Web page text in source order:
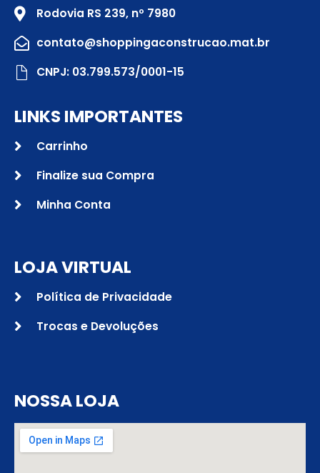
Rodovia RS 239, nº 7980
contato@shoppingaconstrucao.mat.br
CNPJ: 03.799.573/0001-15
LINKS IMPORTANTES
Carrinho
Finalize sua Compra
Minha Conta
LOJA VIRTUAL
Política de Privacidade
Trocas e Devoluções
NOSSA LOJA